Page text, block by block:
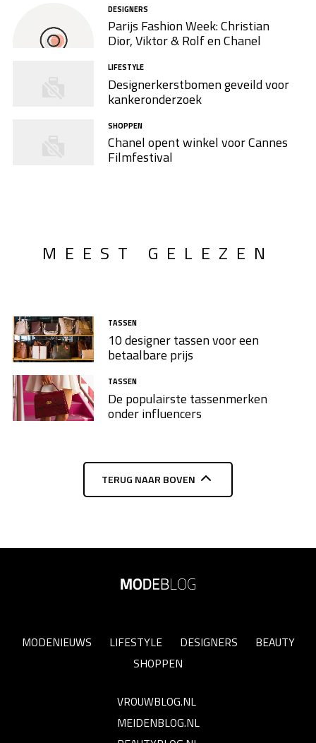
DESIGNERS
Parijs Fashion Week: Christian
Dior, Viktor & Rolf en Chanel
LIFESTYLE
Designerkerstbomen geveild voor
kankeronderzoek
SHOPPEN
Chanel opent winkel voor Cannes
Filmfestival
MEEST GELEZEN
TASSEN
10 designer tassen voor een
betaalbare prijs
TASSEN
De populairste tassenmerken
onder influencers
TERUG NAAR BOVEN
MODENIEUWS LIFESTYLE DESIGNERS
BEAUTY
SHOPPEN
VROUWBLOG.NL
MEIDENBLOG.NL